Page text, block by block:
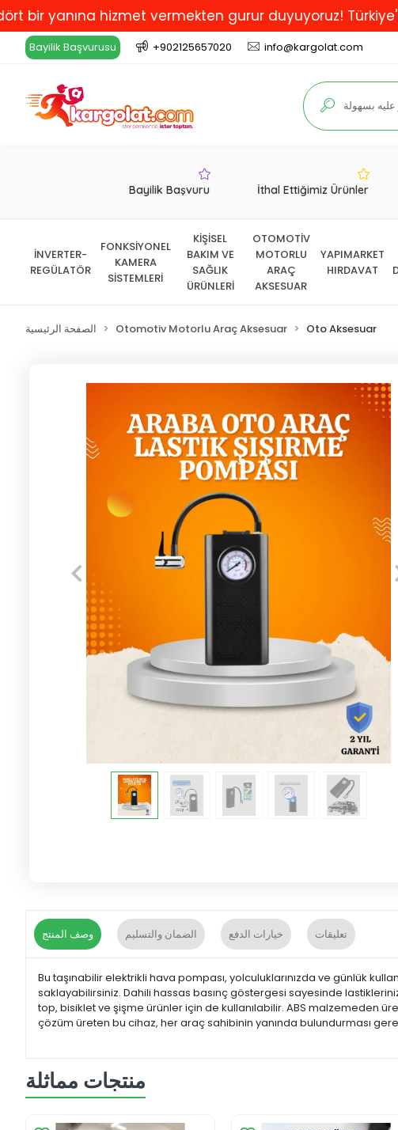
hizmet vermekten gurur duyuyoruz! Türkiye'de En
Bayilik Başvurusu +902125657020 info@kargolat.com
Bayilik Başvuru İthal Ettiğimiz Ürünler
İNVERTER-
REGÜLATÖR
FONKSİYONEL
KAMERA
SİSTEMLERİ
KİŞİSEL
BAKIM VE
SAĞLIK
ÜRÜNLERİ
OTOMOTİV
MOTORLU
ARAÇ
AKSESUAR
YAPIMARKET
HIRDAVAT
الصفحة الرئيسية Otomotiv Motorlu Araç Aksesuar Oto Aksesuar
وصف المنتج الضمان والتسليم خيارات الدفع تعليقات
Bu taşınabilir elektrikli hava pompası, yolculuklarınızda ve günlük
saklayabilirsiniz. Dahili hassas basınç göstergesi sayesinde
top, bisiklet ve şişme ürünler için de kullanılabilir. ABS malzemeden
çözüm üreten bu cihaz, her araç sahibinin yanında bulundurması
منتجات مماثلة